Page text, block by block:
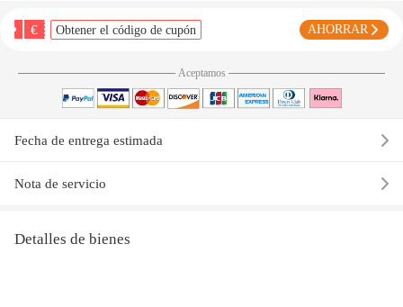
€ Obtener el código de cupón AHORRAR
Aceptamos
Fecha de entrega estimada
Nota de servicio
Detalles de bienes